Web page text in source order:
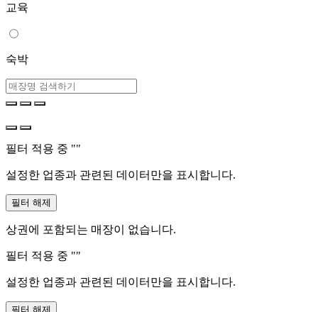
교육
숙박
필터 적용 중 ""
설정한 업종과 관련된 데이터만을 표시합니다.
필터 해제
상권에 포함되는 매장이 없습니다.
필터 적용 중 ""
설정한 업종과 관련된 데이터만을 표시합니다.
필터 해제